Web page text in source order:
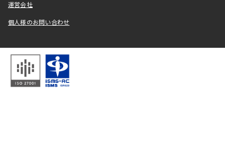
運営会社
個人様のお問い合わせ